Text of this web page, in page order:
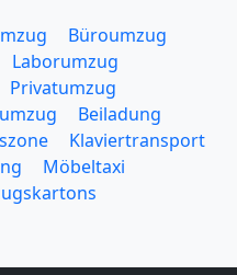
Büroumzug
Laborumzug
Privatumzug
Beiladung
Klaviertransport
Möbeltaxi